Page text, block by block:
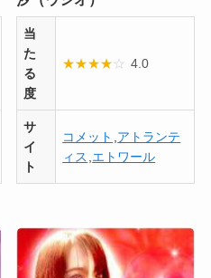
当
た
る
度
★★★★☆ 4.0
サ
イ
ト
コメット アトランテ
ィス エトワール